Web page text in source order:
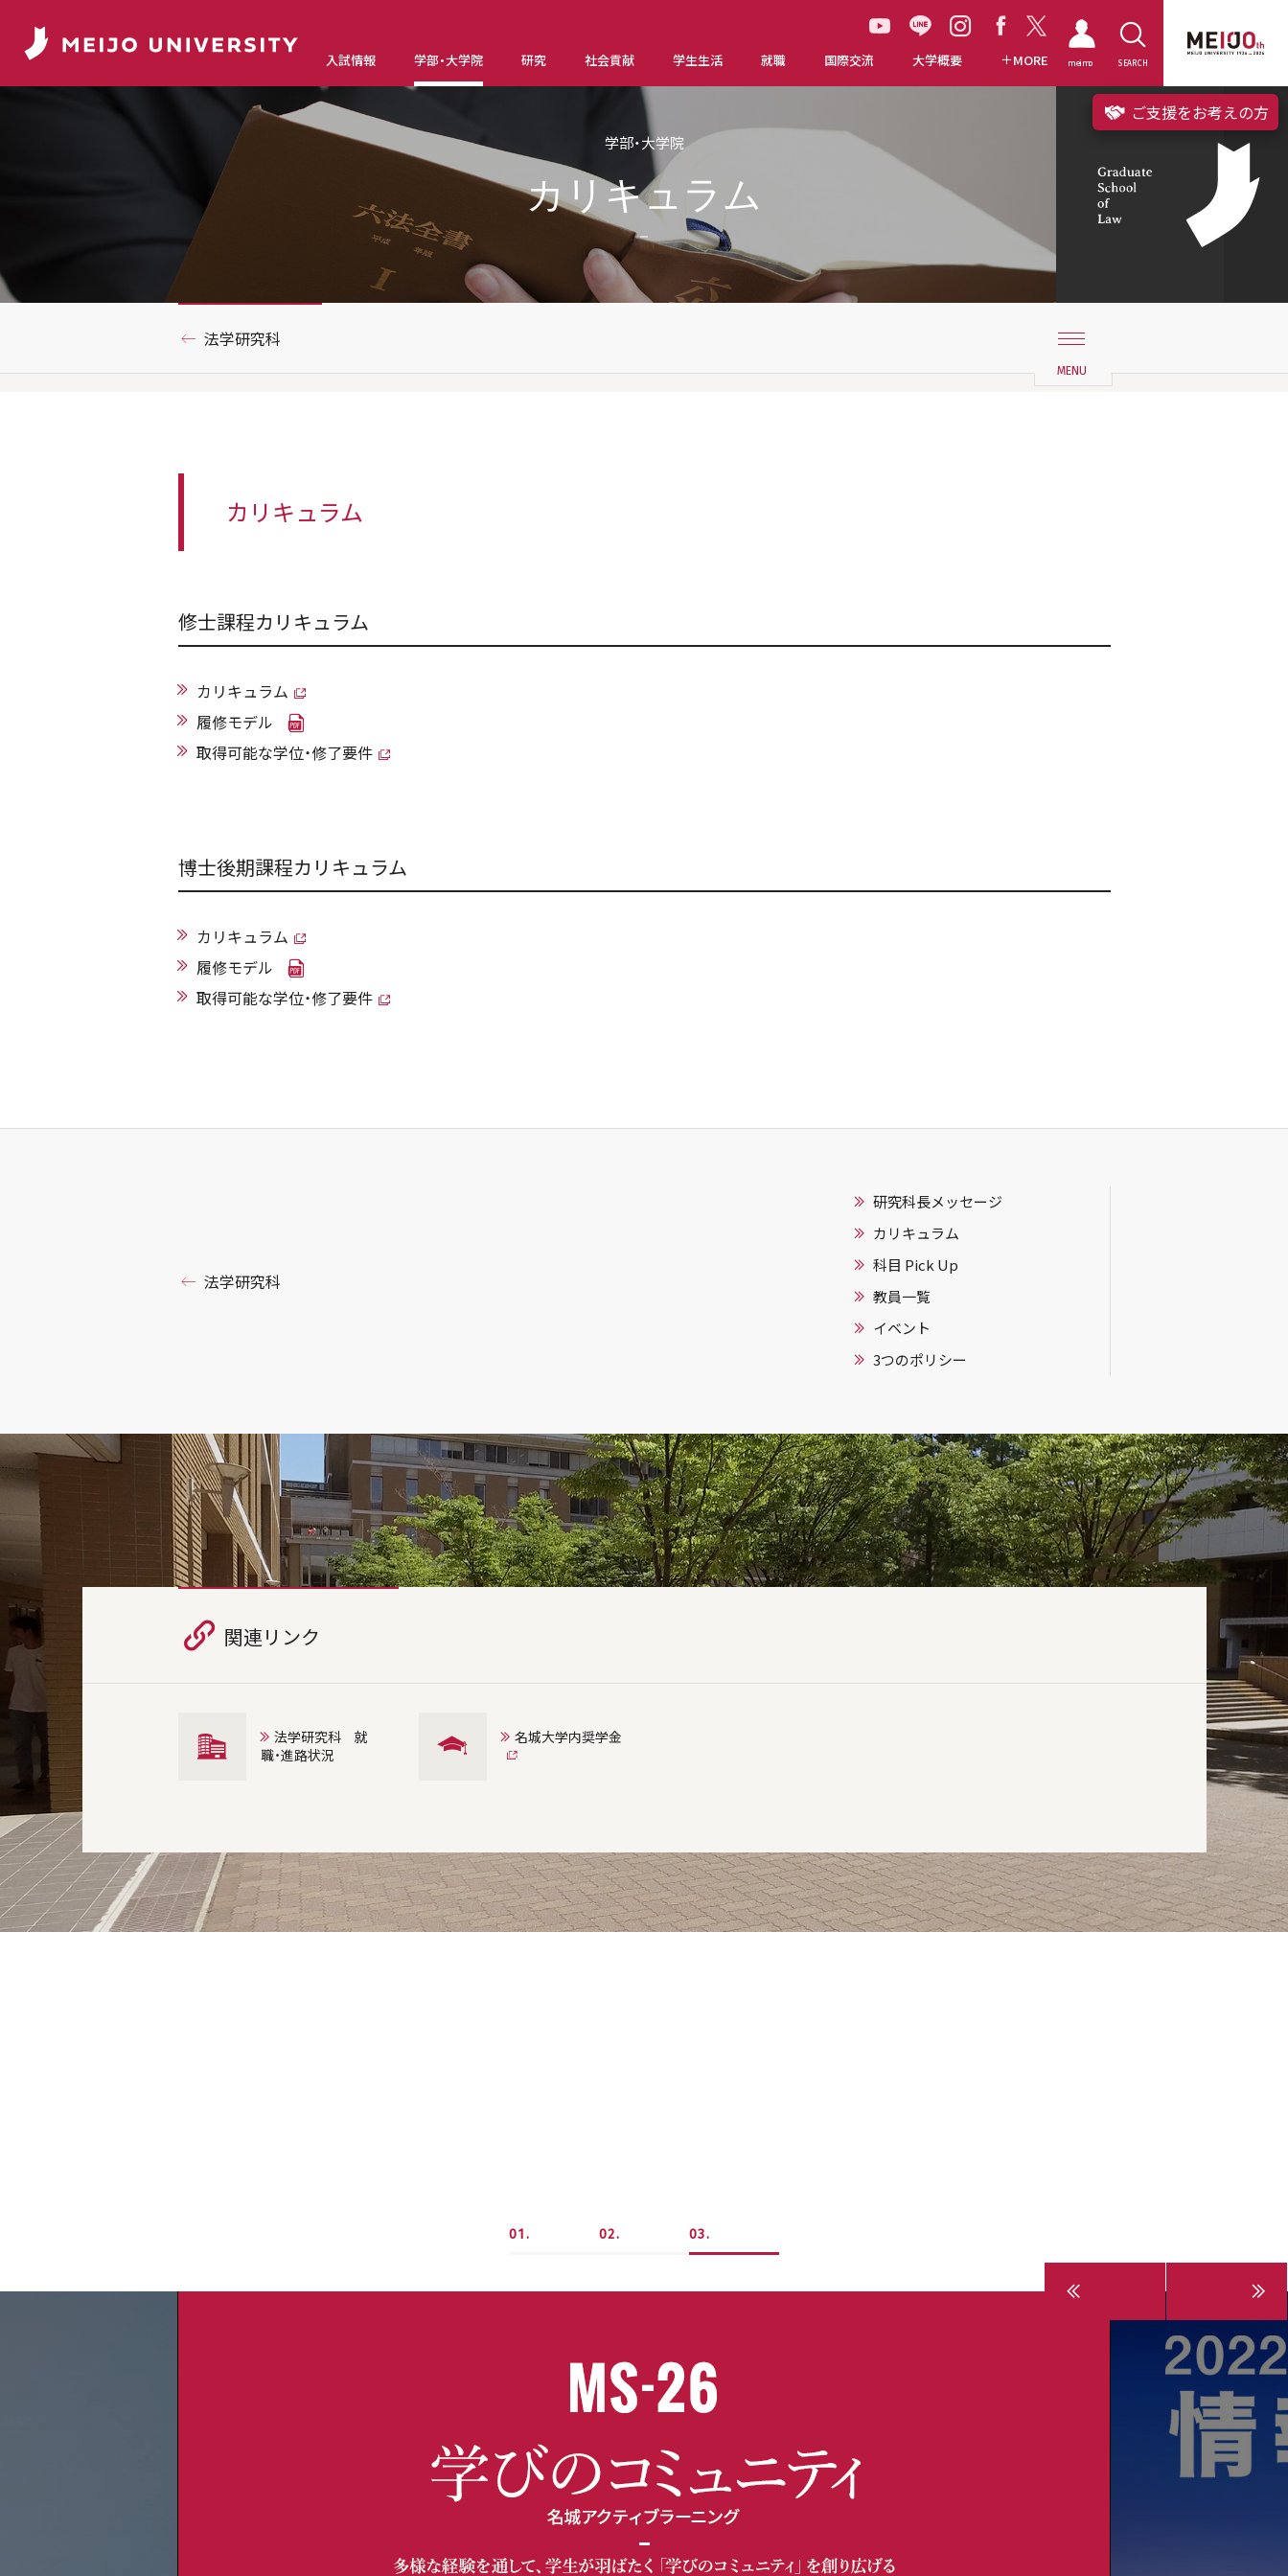
入試情報 学部・大学院 研究 社会貢献 学生生活 就職 国際交流 大学概要 MORE meimo SEARCH
ご支援をお考えの方
学部・大学院
カリキュラム
法学研究科
カリキュラム
修士課程カリキュラム
カリキュラム
履修モデル
取得可能な学位・修了要件
博士後期課程カリキュラム
カリキュラム
履修モデル
取得可能な学位・修了要件
法学研究科
研究科長メッセージ
カリキュラム
科目 Pick Up
教員一覧
イベント
3つのポリシー
関連リンク
法学研究科 就
職・進路状況
名城大学内奨学金
1 2 3